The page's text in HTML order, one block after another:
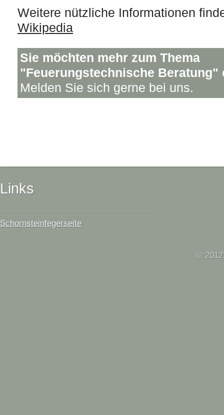
Weitere nützliche Informationen
Wikipedia
Sie möchten mehr zum Thema
"Feuerungstechnische Beratung"
Melden Sie sich gerne bei uns.
Links
Schornsteinfegerseite
©